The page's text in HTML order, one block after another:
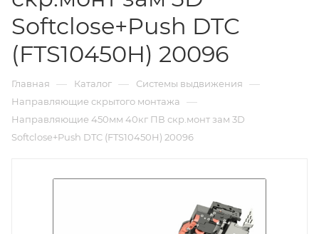
Softclose+Push DTC
(FTS10450H) 20096
Главная — Каталог — Системы выдвижения —
Направляющие скрытого монтажа —
Направляющие 450мм 40кг ПВ скр.монт зам 3D
Softclose+Push DTC (FTS10450H) 20096